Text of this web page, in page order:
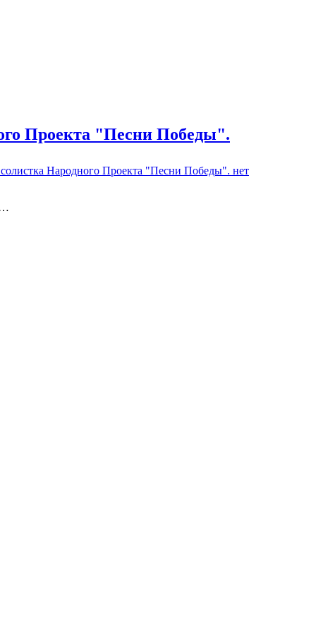
Проекта "Песни Победы".
Народного Проекта "Песни Победы". нет
…